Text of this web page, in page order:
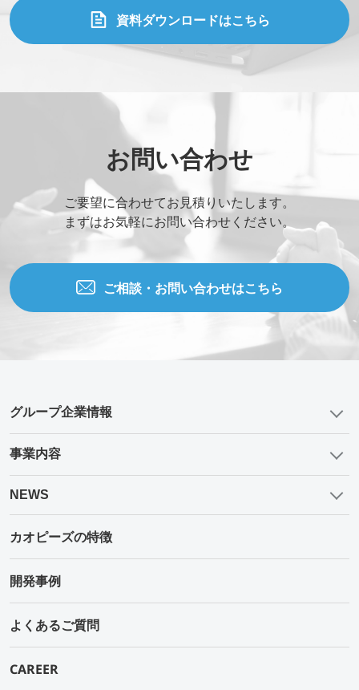
資料ダウンロードはこちら
お問い合わせ
ご要望に合わせてお見積りいたします。
まずはお気軽にお問い合わせください。
ご相談・お問い合わせはこちら
グループ企業情報
事業内容
NEWS
カオピーズの特徴
開発事例
よくあるご質問
CAREER